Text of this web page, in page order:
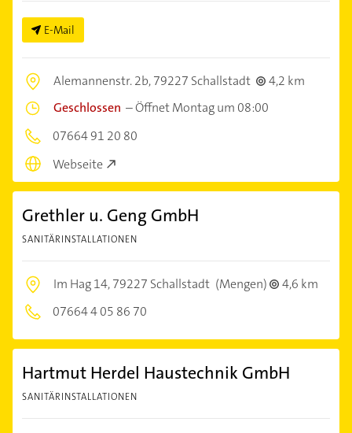
E-Mail
Alemannenstr. 2b,79227 Schallstadt
4,2 km
Geschlossen –Öffnet Montag um 08:00
07664 91 20 80
Webseite
Grethler u. Geng GmbH
SANITÄRINSTALLATIONEN
Im Hag 14,79227 Schallstadt (Mengen)
4,6 km
07664 4 05 86 70
Hartmut Herdel Haustechnik GmbH
SANITÄRINSTALLATIONEN